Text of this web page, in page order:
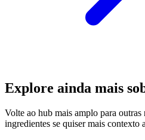
Explore ainda mais
Volte ao hub mais amplo para outras
ingredientes se quiser mais contexto